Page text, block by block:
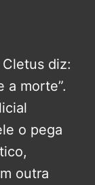
diz:
a morte”.
o pega
outra